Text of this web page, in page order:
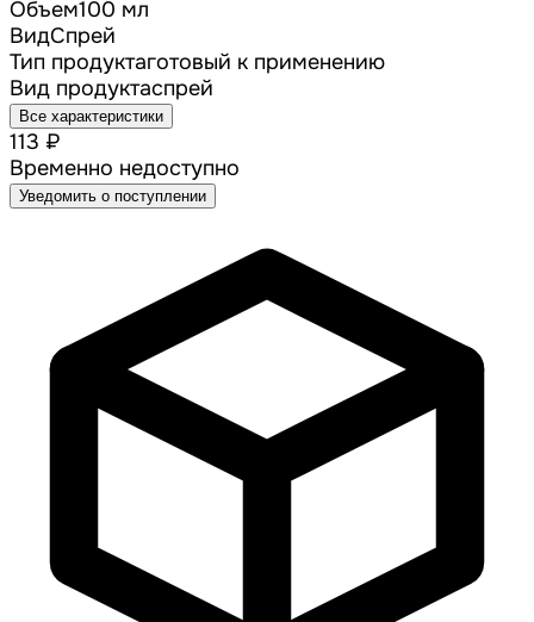
Объем100 мл
ВидСпрей
Тип продуктаготовый к применению
Вид продуктаспрей
Все характеристики
113 ₽
Временно недоступно
Уведомить о поступлении